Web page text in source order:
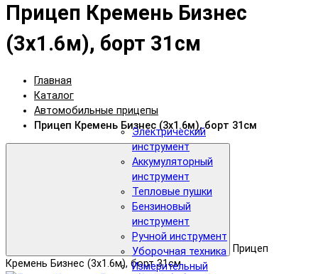
Прицеп Кремень Бизнес
(3х1.6м), борт 31см
Главная
Каталог
Автомобильные прицепы
Электрический
инструмент
Аккумуляторный
инструмент
Тепловые пушки
Бензиновый
инструмент
Ручной инструмент
Уборочная техника
Измерительный
Прицеп Кремень Бизнес (3х1.6м), борт 31см
Прицеп
Кремень Бизнес (3х1.6м), борт 31см